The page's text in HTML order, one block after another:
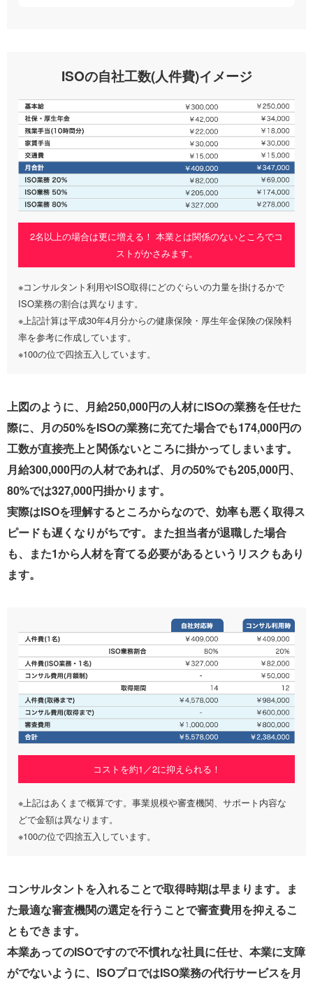
ISOの自社工数(人件費)イメージ
2名以上の場合は更に増える！ 本業とは関係のないところでコ
ストがかさみます。
※コンサルタント利用やISO取得にどのぐらいの力量を掛けるかで
ISO業務の割合は異なります。
※上記計算は平成30年4月分からの健康保険・厚生年金保険の保険料
率を参考に作成しています。
※100の位で四捨五入しています。
上図のように、月給250,000円の人材にISOの業務を任せた
際に、月の50%をISOの業務に充てた場合でも174,000円の
工数が直接売上と関係ないところに掛かってしまいます。
月給300,000円の人材であれば、月の50%でも205,000円、
80%では327,000円掛かります。
実際はISOを理解するところからなので、効率も悪く取得ス
ピードも遅くなりがちです。また担当者が退職した場合
も、また1から人材を育てる必要があるというリスクもあり
ます。
コストを約1／2に抑えられる！
※上記はあくまで概算です。事業規模や審査機関、サポート内容な
どで金額は異なります。
※100の位で四捨五入しています。
コンサルタントを入れることで取得時期は早まります。ま
た最適な審査機関の選定を行うことで審査費用を抑えるこ
ともできます。
本業あってのISOですので不慣れな社員に任せ、本業に支障
がでないように、ISOプロではISO業務の代行サービスを月